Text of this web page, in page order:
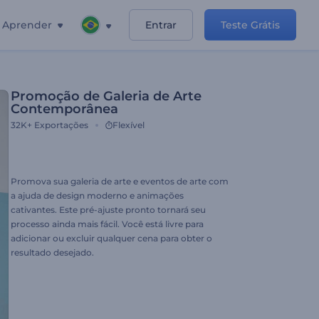
Aprender Entrar Teste Grátis
Promoção de Galeria de Arte
Contemporânea
32K+ Exportações Flexível
Promova sua galeria de arte e eventos de arte com
a ajuda de design moderno e animações
cativantes. Este pré-ajuste pronto tornará seu
processo ainda mais fácil. Você está livre para
adicionar ou excluir qualquer cena para obter o
resultado desejado.